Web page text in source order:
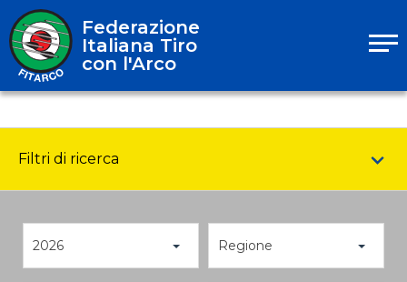
Federazione
Italiana Tiro
con l'Arco
Filtri di ricerca
2026 Regione